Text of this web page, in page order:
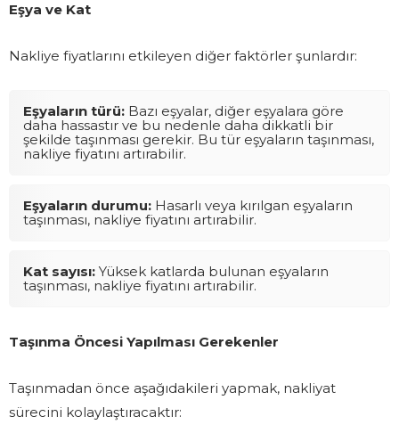
Eşya ve Kat
Nakliye fiyatlarını etkileyen diğer faktörler şunlardır:
Eşyaların türü: Bazı eşyalar, diğer eşyalara göre
daha hassastır ve bu nedenle daha dikkatli bir
şekilde taşınması gerekir. Bu tür eşyaların taşınması,
nakliye fiyatını artırabilir.
Eşyaların durumu: Hasarlı veya kırılgan eşyaların
taşınması, nakliye fiyatını artırabilir.
Kat sayısı: Yüksek katlarda bulunan eşyaların
taşınması, nakliye fiyatını artırabilir.
Taşınma Öncesi Yapılması Gerekenler
Taşınmadan önce aşağıdakileri yapmak, nakliyat
sürecini kolaylaştıracaktır: